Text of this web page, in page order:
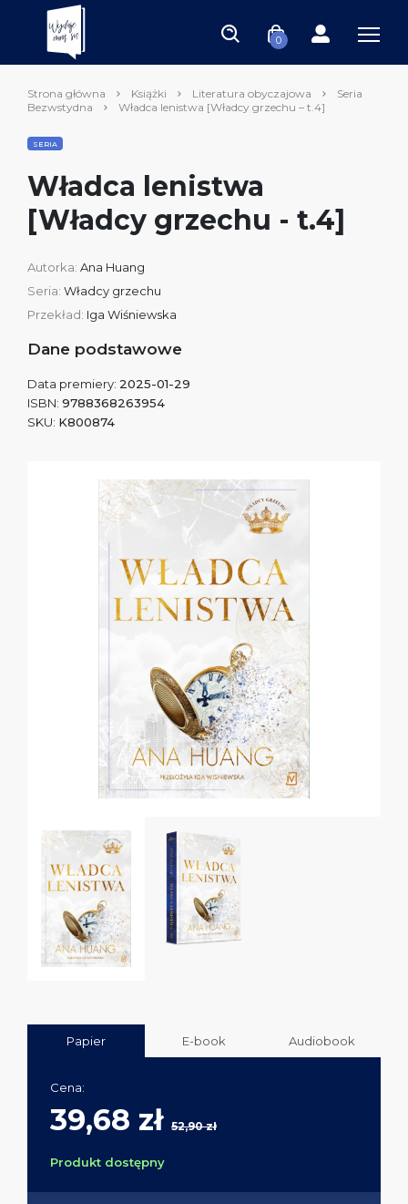
0
Strona główna Książki Literatura obyczajowa
Seria
Bezwstydna
Władca lenistwa [Władcy grzechu – t.4]
SERIA
Władca lenistwa
[Władcy grzechu - t.4]
Autorka: Ana Huang
Seria: Władcy grzechu
Przekład: Iga Wiśniewska
Dane podstawowe
Data premiery: 2025-01-29
ISBN: 9788368263954
SKU: K800874
Papier E-book Audiobook
Cena:
39,68 zł 52,90 zł
Produkt dostępny